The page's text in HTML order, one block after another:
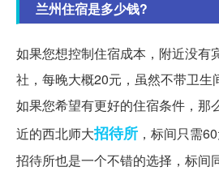
兰州住宿是多少钱?
如果您想控制住宿成本，附近没有
社，每晚大概20元，虽然不带卫生
如果您希望有更好的住宿条件，那
近的西北师大招待所 ，标间只需
招待所也是一个不错的选择，标间